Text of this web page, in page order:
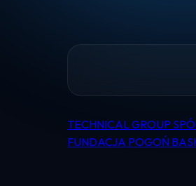
Nawigacja
TECHNICAL GROUP
FUNDACJA POGOŃ